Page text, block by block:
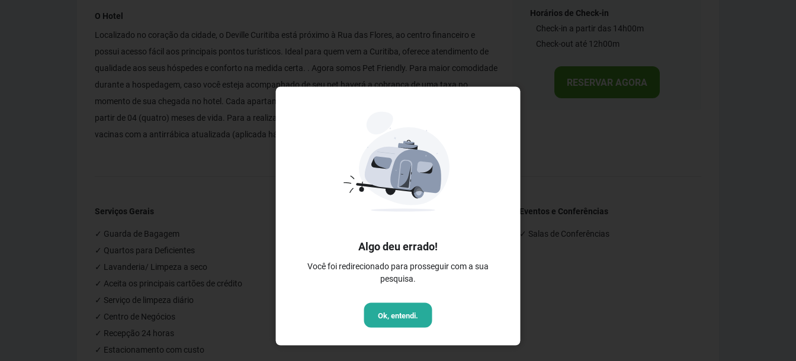
Algo deu errado!
Você foi redirecionado para prosseguir com a sua
pesquisa.
Ok, entendi.
O Hotel
Localizado no coração da cidade, o Deville Curitiba está próximo à Rua das Flores, ao centro financeiro e
possui acesso fácil aos principais pontos turísticos. Ideal para quem vem a Curitiba, oferece atendimento de
qualidade aos seus hóspedes e conforto na medida certa. . Agora somos Pet Friendly. Para maior comodidade
durante a hospedagem, caso você esteja acompanhado de seu pet haverá a cobrança de uma taxa no
momento de sua chegada no hotel. Cada apartamento pode receber apenas um pet de até 10 (dez) quilos e a
partir de 04 (quatro) meses de vida. Para a realização do check-in é obrigatória a apresentação da carteira de
vacinas com a antirrábica atualizada (aplicada há mais de 30 dias e menos de 1 ano).
Horários de Check-in
Check-in a partir das 14h00m
Check-out até 12h00m
RESERVAR AGORA
Serviços Gerais
✓ Guarda de Bagagem
✓ Quartos para Deficientes
✓ Lavanderia/ Limpeza a seco
✓ Aceita os principais cartões de crédito
✓ Serviço de limpeza diário
✓ Centro de Negócios
✓ Recepção 24 horas
✓ Estacionamento com custo
Eventos e Conferências
✓ Salas de Conferências